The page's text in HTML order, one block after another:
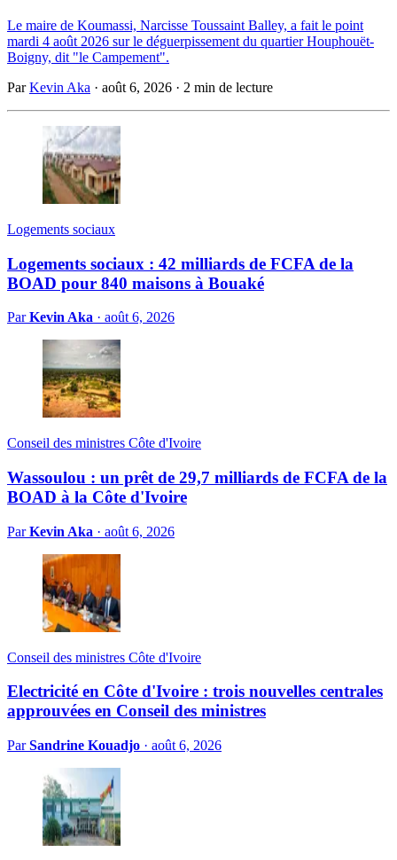
Le maire de Koumassi, Narcisse Toussaint Balley, a fait le point
mardi 4 août 2026 sur le déguerpissement du quartier Houphouët-
Boigny, dit "le Campement".
ParKevin Aka · août 6, 2026 · 2 min de lecture
Logements sociaux
Logements sociaux : 42 milliards de FCFA de la
BOAD pour 840 maisons à Bouaké
ParKevin Aka · août 6, 2026
Conseil des ministres Côte d'Ivoire
Wassoulou : un prêt de 29,7 milliards de FCFA de la
BOAD à la Côte d'Ivoire
ParKevin Aka · août 6, 2026
Conseil des ministres Côte d'Ivoire
Electricité en Côte d'Ivoire : trois nouvelles centrales
approuvées en Conseil des ministres
ParSandrine Kouadjo · août 6, 2026